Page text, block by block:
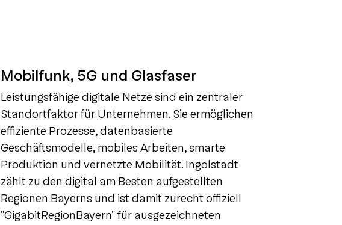
Mobilfunk, 5G und Glasfaser
Leistungsfähige digitale Netze sind ein zentraler
Standortfaktor für Unternehmen. Sie ermöglichen
effiziente Prozesse, datenbasierte
Geschäftsmodelle, mobiles Arbeiten, smarte
Produktion und vernetzte Mobilität. Ingolstadt
zählt zu den digital am Besten aufgestellten
Regionen Bayerns und ist damit zurecht offiziell
"GigabitRegionBayern" für ausgezeichneten